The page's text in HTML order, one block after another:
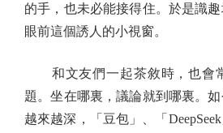
的手，也未必能接得住。於是識
眼前這個誘人的小視窗。
和文友們一起茶敘時，也會
題。坐在哪裏，議論就到哪裏。
越來越深，「豆包」、「